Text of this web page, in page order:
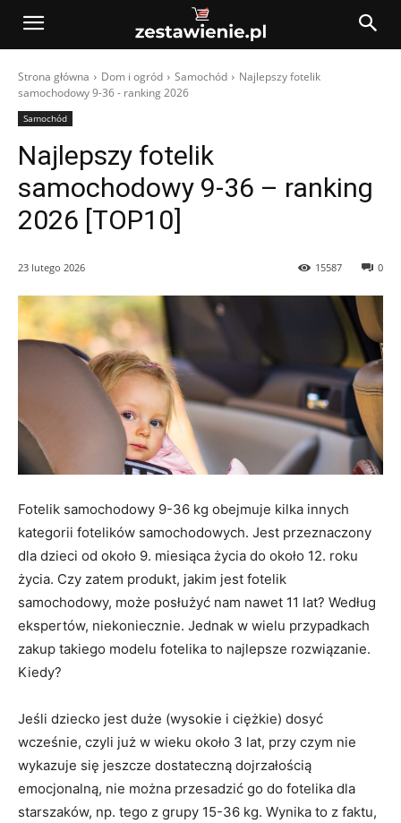
Strona główna Dom i ogród Samochód
Najlepszy fotelik
samochodowy 9-36 - ranking 2026
Samochód
Najlepszy fotelik
samochodowy 9-36 – ranking
2026 [TOP10]
23 lutego 2026 0
15587
Fotelik samochodowy 9-36 kg obejmuje kilka innych
kategorii fotelików samochodowych. Jest przeznaczony
dla dzieci od około 9. miesiąca życia do około 12. roku
życia. Czy zatem produkt, jakim jest fotelik
samochodowy, może posłużyć nam nawet 11 lat? Według
ekspertów, niekoniecznie. Jednak w wielu przypadkach
zakup takiego modelu fotelika to najlepsze rozwiązanie.
Kiedy?
Jeśli dziecko jest duże (wysokie i ciężkie) dosyć
wcześnie, czyli już w wieku około 3 lat, przy czym nie
wykazuje się jeszcze dostateczną dojrzałością
emocjonalną, nie można przesadzić go do fotelika dla
starszaków, np. tego z grupy 15-36 kg. Wynika to z faktu,